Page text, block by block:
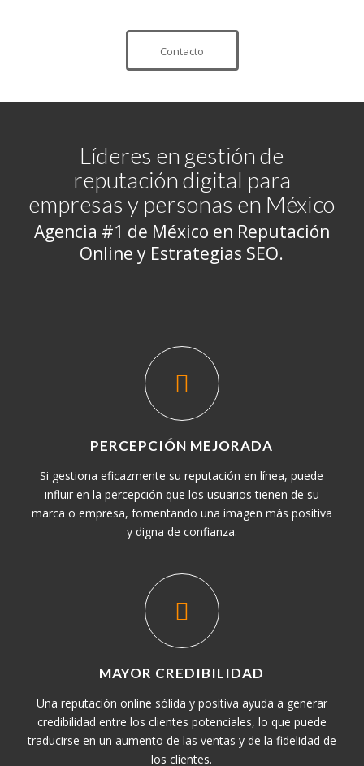
Contacto
Líderes en gestión de
reputación digital para
empresas y personas en México
Agencia #1 de México en Reputación
Online y Estrategias SEO.
PERCEPCIÓN MEJORADA
Si gestiona eficazmente su reputación en línea, puede
influir en la percepción que los usuarios tienen de su
marca o empresa, fomentando una imagen más positiva
y digna de confianza.
MAYOR CREDIBILIDAD
Una reputación online sólida y positiva ayuda a generar
credibilidad entre los clientes potenciales, lo que puede
traducirse en un aumento de las ventas y de la fidelidad de
los clientes.